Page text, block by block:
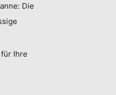
Die
Ihre